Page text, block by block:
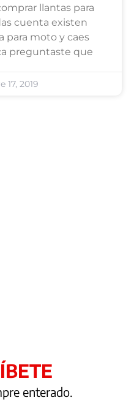
llantas para
cuenta existen
para moto y caes
preguntaste que
17, 2019
enterado.